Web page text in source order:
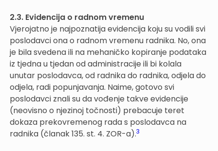
2.3. Evidencija o radnom vremenu
Vjerojatno je najpoznatija evidencija koju su vodili svi
poslodavci ona o radnom vremenu radnika. No, ona
je bila svedena ili na mehaničko kopiranje podataka
iz tjedna u tjedan od administracije ili bi kolala
unutar poslodavca, od radnika do radnika, odjela do
odjela, radi popunjavanja. Naime, gotovo svi
poslodavci znali su da vođenje takve evidencije
(neovisno o njezinoj točnosti) prebacuje teret
dokaza prekovremenog rada s poslodavca na
radnika (članak 135. st. 4. ZOR-a).3